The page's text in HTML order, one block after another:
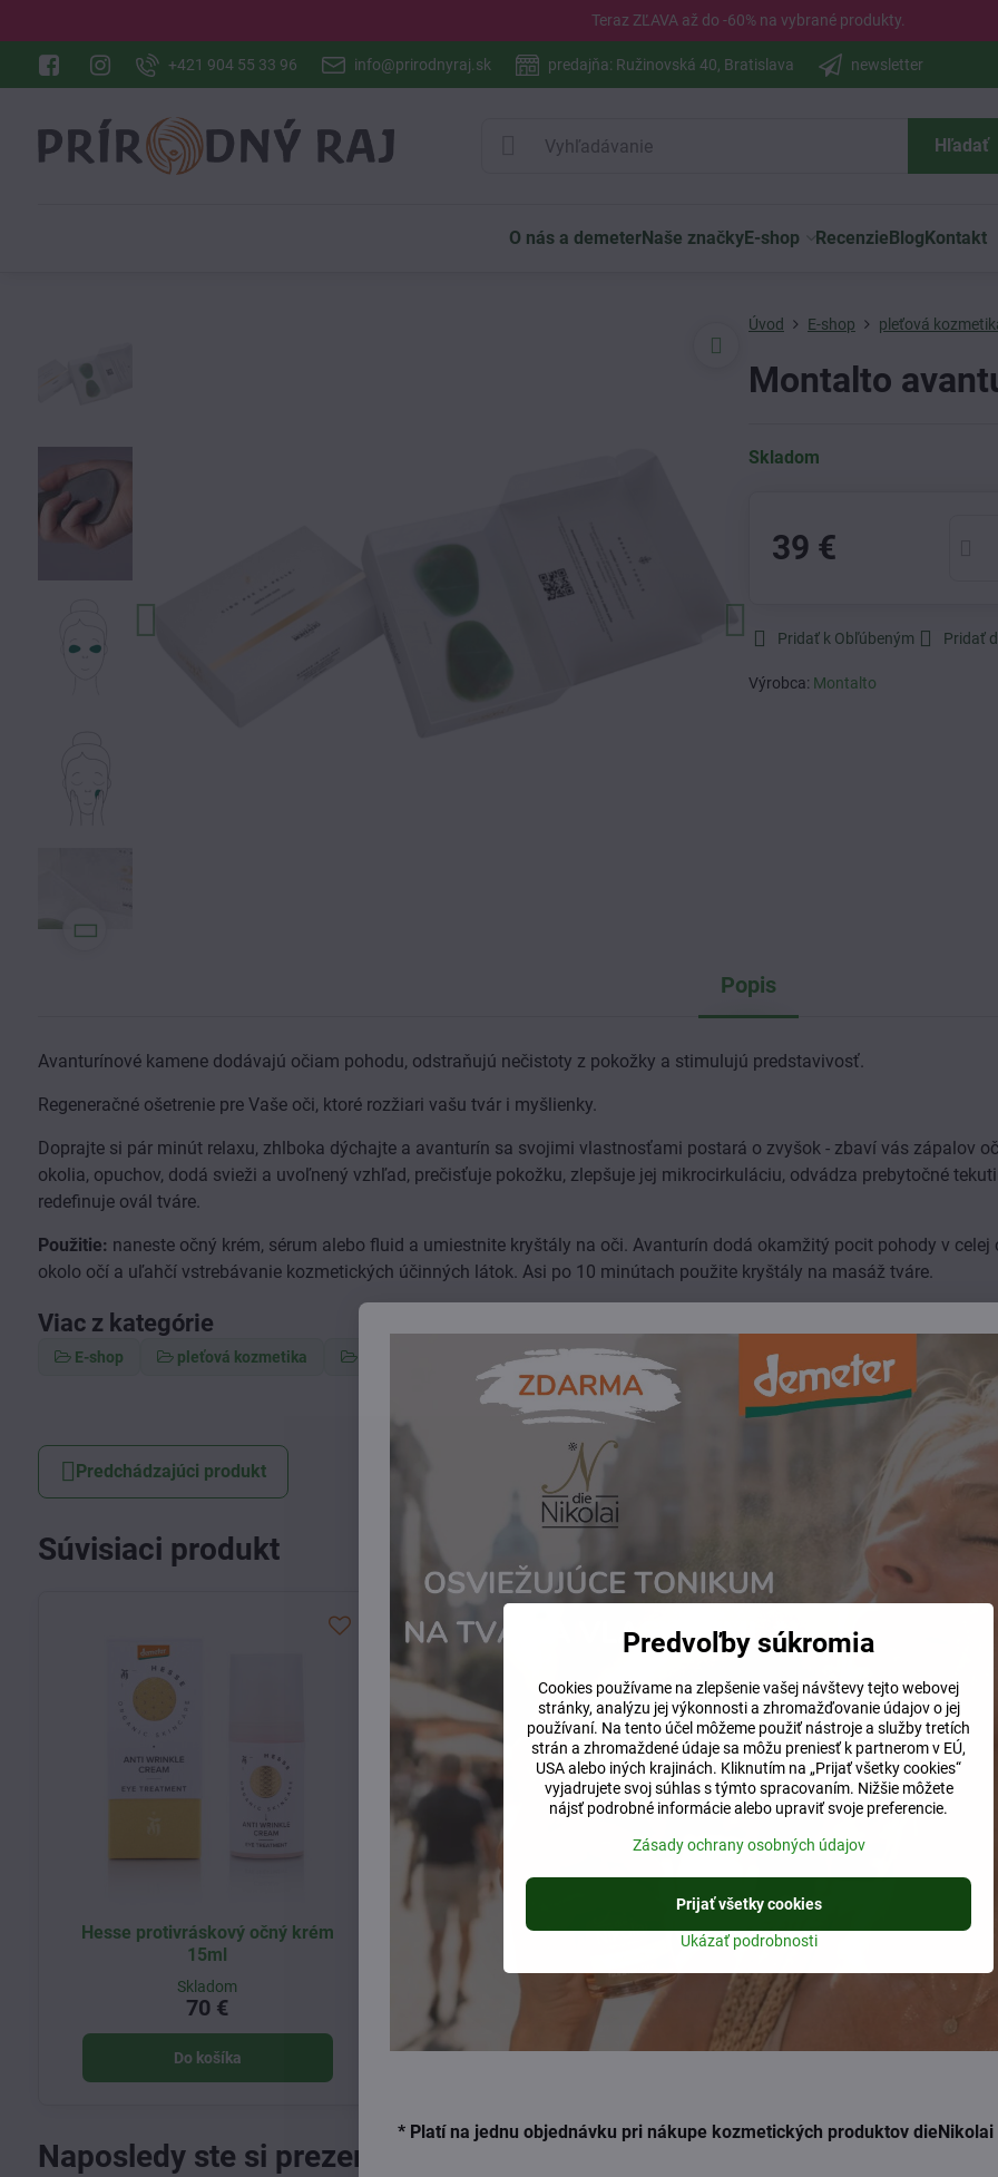
Teraz ZĽAVA až do -60% na vybrané produkty.
+421 904 55 33 96 info@prirodnyraj.sk predajňa: Ružinovská 40, Bratislava newsletter
Hľadať
O nás a demeterNaše značkyE-shop RecenzieBlogKontakt
Úvod E-shop pleťová
Montalto
Skladom
39 €
Pridať k Obľúbeným Pridať
Výrobca: Montalto
Popis
Avanturínové kamene dodávajú očiam pohodu, odstraňujú nečistoty z pokožky a stimulujú predstavivosť.
Regeneračné ošetrenie pre Vaše oči, ktoré rozžiari vašu tvár i myšlienky.
Doprajte si pár minút relaxu, zhlboka dýchajte a avanturín sa svojimi vlastnosťami postará o zvyšok - zbaví vás zápalov
okolia, opuchov, dodá svieži a uvoľnený vzhľad, prečisťuje pokožku, zlepšuje jej mikrocirkuláciu, odvádza prebytočné
redefinuje ovál tváre.
Použitie: naneste očný krém, sérum alebo fluid a umiestnite kryštály na oči. Avanturín dodá okamžitý pocit pohody v celej
okolo očí a uľahčí vstrebávanie kozmetických účinných látok. Asi po 10 minútach použite kryštály na masáž tváre.
Viac z kategórie
E-shop pleťová kozmetika špeciálna starostlivosť pomôcky starostlivosti o pleť
Predchádzajúci produkt
Súvisiaci produkt
Hesse protivráskový očný krém
15ml
Skladom
70 €
Do košíka
Provida očné sérum s aloe vera
24,50 €
ZDARMA TONIKUM 30ML
dieNikolai očné sérum 15ml
Naposledy ste si prezerali
Predvoľby súkromia
Cookies používame na zlepšenie vašej návštevy tejto webovej
stránky, analýzu jej výkonnosti a zhromažďovanie údajov o jej
používaní. Na tento účel môžeme použiť nástroje a služby tretích
strán a zhromaždené údaje sa môžu preniesť k partnerom v EÚ,
USA alebo iných krajinách. Kliknutím na „Prijať všetky cookies“
vyjadrujete svoj súhlas s týmto spracovaním. Nižšie môžete
nájsť podrobné informácie alebo upraviť svoje preferencie.
Zásady ochrany osobných údajov
Ukázať podrobnosti
Prijať všetky cookies
* Platí na jednu objednávku pri nákupe kozmetických produktov dieNikolai